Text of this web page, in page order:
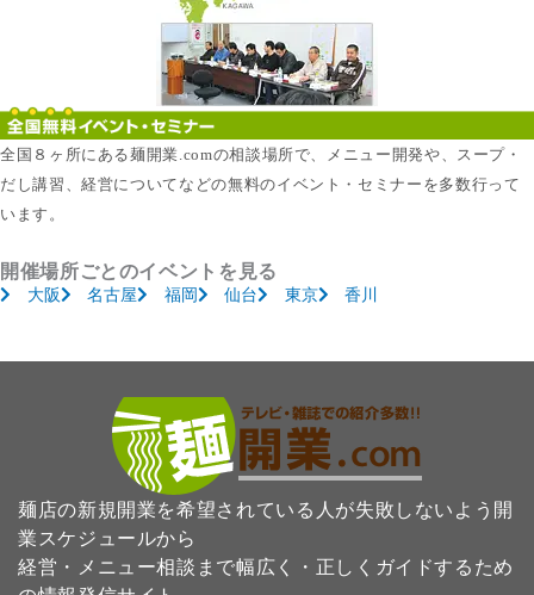
全国８ヶ所にある麺開業.comの相談場所で、メニュー開発や、スープ・
だし講習、経営についてなどの無料のイベント・セミナーを多数行って
います。
開催場所ごとのイベントを見る
大阪 名古屋 福岡 仙台 東京 香川
麺店の新規開業を希望されている人が失敗しないよう開
業スケジュールから
経営・メニュー相談まで幅広く・正しくガイドするため